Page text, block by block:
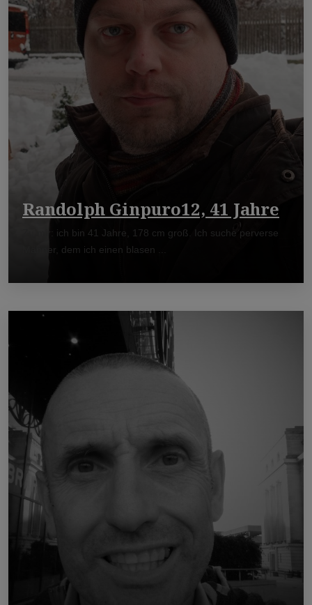
Randolph Ginpuro12, 41 Jahre
Zu mir: ich bin 41 Jahre, 178 cm groß. Ich suche perverse
Männer, dem ich einen blasen ...